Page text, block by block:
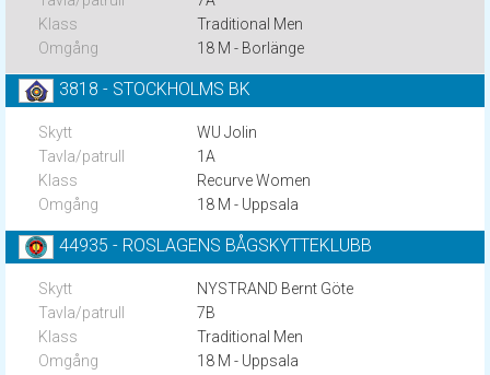
Traditional Men
18 M - Borlänge
3818 - STOCKHOLMS BK
WU Jolin
1A
Recurve Women
18 M - Uppsala
44935 - ROSLAGENS BÅGSKYTTEKLUBB
NYSTRAND Bernt Göte
7B
Traditional Men
18 M - Uppsala